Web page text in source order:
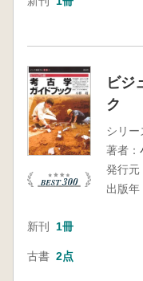
ビジ
ク
シリー
著者：
発行元
出版年
新刊 1冊
古書 2点